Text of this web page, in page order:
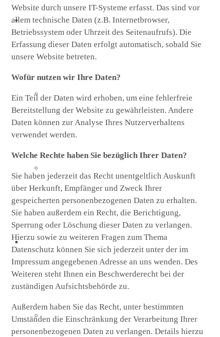
Kirche Thieschitz
Geschichte Kirche Thieschitz
Diakonie
Die Diakonie
Website durch unsere IT-Systeme erfasst. Das sind vor
allem technische Daten (z.B. Internetbrowser,
Betriebssystem oder Uhrzeit des Seitenaufrufs). Die
Erfassung dieser Daten erfolgt automatisch, sobald Sie
unsere Website betreten.
Wofür nutzen wir Ihre Daten?
Ein Teil der Daten wird erhoben, um eine fehlerfreie
Bereitstellung der Website zu gewährleisten. Andere
Daten können zur Analyse Ihres Nutzerverhaltens
verwendet werden.
Welche Rechte haben Sie bezüglich Ihrer Daten?
Sie haben jederzeit das Recht unentgeltlich Auskunft
über Herkunft, Empfänger und Zweck Ihrer
gespeicherten personenbezogenen Daten zu erhalten.
Sie haben außerdem ein Recht, die Berichtigung,
Sperrung oder Löschung dieser Daten zu verlangen.
Hierzu sowie zu weiteren Fragen zum Thema
Datenschutz können Sie sich jederzeit unter der im
Impressum angegebenen Adresse an uns wenden. Des
Weiteren steht Ihnen ein Beschwerderecht bei der
zuständigen Aufsichtsbehörde zu.
Außerdem haben Sie das Recht, unter bestimmten
Umständen die Einschränkung der Verarbeitung Ihrer
personenbezogenen Daten zu verlangen. Details hierzu